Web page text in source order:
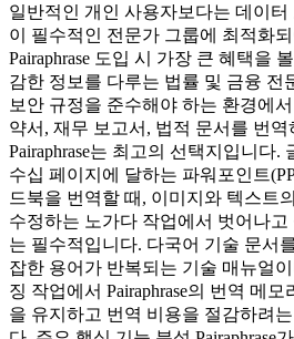
일반적인 개인 사용자보다는 데이
이 필수적인 전문가 그룹에 최적화
Pairaphrase 도입 시 가장 큰 혜택을
감한 정보를 다루는 법률 및 금융 전
보안 규정을 준수해야 하는 환경에
약서, 재무 보고서, 법적 문서를 번역
Pairaphrase는 최고의 선택지입니다.
수십 페이지에 달하는 파워포인트
드북을 번역할 때, 이미지와 텍스트
수정하는 노가다 작업에서 벗어나고
는 필수적입니다. 다국어 기술 문서
잡한 용어가 반복되는 기술 매뉴얼
징 작업에서 Pairaphrase의 번역 메
을 유지하고 번역 비용을 절감하려